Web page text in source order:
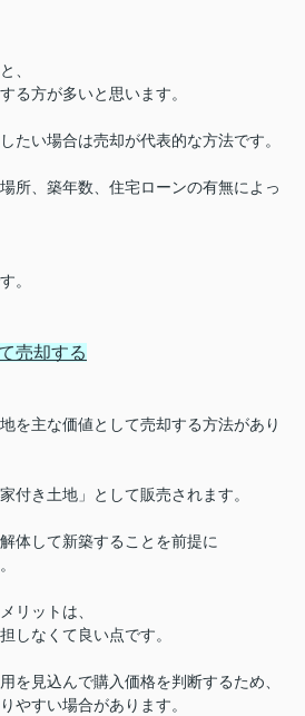
、
る方が多いと思います。
たい場合は売却が代表的な方法です。
所、築年数、住宅ローンの有無によっ
。
売却する
を主な価値として売却する方法があり
付き土地」として販売されます。
体して新築することを前提に
リットは、
しなくて良い点です。
を見込んで購入価格を判断するため、
やすい場合があります。